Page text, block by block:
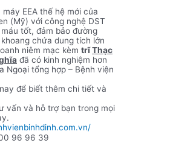
EEA thế hệ mới của
(Mỹ) với công nghệ DST
tốt, đảm bảo đường
chứa dung tích lớn
niêm mạc kèm trĩThạc
đã có kinh nghiệm hơn
Ngoại tổng hợp – Bệnh viện
để biết thêm chi tiết và
vấn và hỗ trợ bạn trong mọi
96 96 39